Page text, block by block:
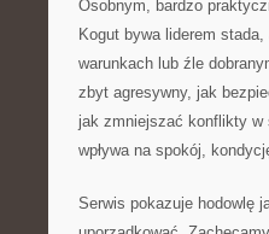
Osobnym, bardzo
Kogut bywa liderem
warunkach lub źle
zbyt agresywny, jak
jak zmniejszać konflikty w
wpływa na spokój,
Serwis pokazuje hodowlę